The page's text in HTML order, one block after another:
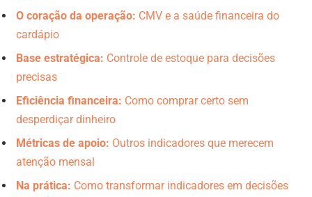
O coração da operação: CMV e a saúde financeira do
cardápio
Base estratégica: Controle de estoque para decisões
precisas
Eficiência financeira: Como comprar certo sem
desperdiçar dinheiro
Métricas de apoio: Outros indicadores que merecem
atenção mensal
Na prática: Como transformar indicadores em decisões